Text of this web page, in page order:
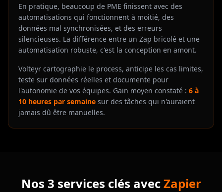
En pratique, beaucoup de PME finissent avec des
automatisations qui fonctionnent à moitié, des
données mal synchronisées, et des erreurs
silencieuses. La différence entre un Zap bricolé et une
automatisation robuste, c'est la conception en amont.
Volteyr cartographie le process, anticipe les cas limites,
teste sur données réelles et documente pour
l'autonomie de vos équipes. Gain moyen constaté : 6 à
10 heures par semaine sur des tâches qui n'auraient
jamais dû être manuelles.
Nos 3 services clés avecZapier